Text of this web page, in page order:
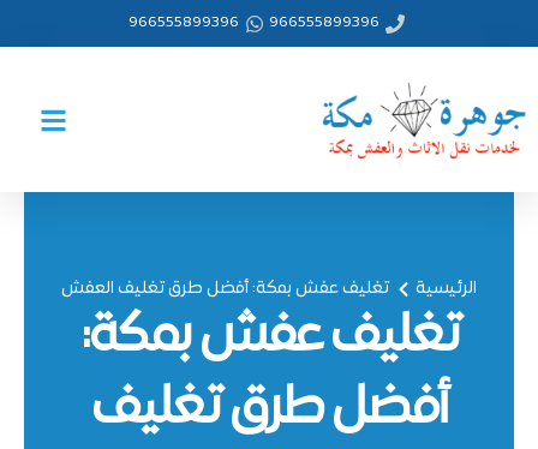
966555899396
966555899396
الرئيسية تغليف عفش بمكة: أفضل طرق تغليف العفش
تغليف عفش بمكة:
أفضل طرق تغليف